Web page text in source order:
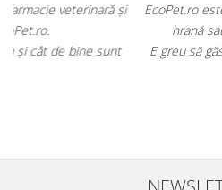
EcoPet.ro este salvarea mea de
hrană sau produse pentru
E greu să găsești un magazin